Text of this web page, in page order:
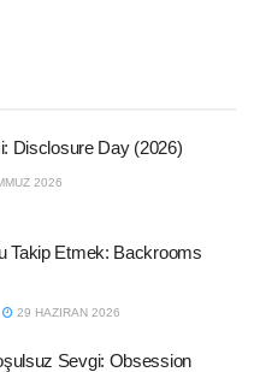
Disclosure Day (2026)
2026
Takip Etmek: Backrooms
29 HAZIRAN 2026
Sevgi: Obsession